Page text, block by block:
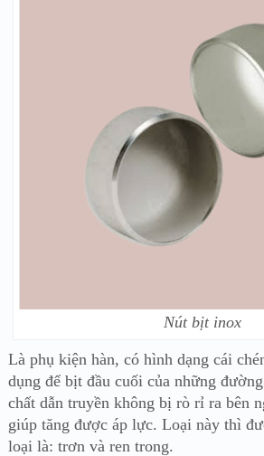
Nút bịt inox
Là phụ kiện hàn, có hình dạng cái
dụng để bịt đầu cuối của những
chất dẫn truyền không bị rò rỉ ra bên
giúp tăng được áp lực. Loại này thì
loại là: trơn và ren trong.